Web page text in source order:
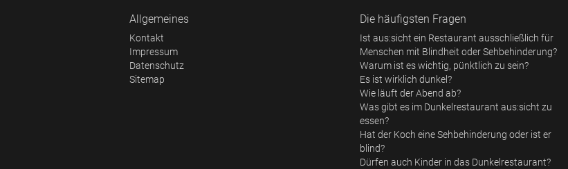
Allgemeines
Kontakt
Impressum
Datenschutz
Sitemap
Die häufigsten Fragen
Ist aus:sicht ein Restaurant ausschließlich für
Menschen mit Blindheit oder Sehbehinderung?
Warum ist es wichtig, pünktlich zu sein?
Es ist wirklich dunkel?
Wie läuft der Abend ab?
Was gibt es im Dunkelrestaurant aus:sicht zu
essen?
Hat der Koch eine Sehbehinderung oder ist er
blind?
Dürfen auch Kinder in das Dunkelrestaurant?